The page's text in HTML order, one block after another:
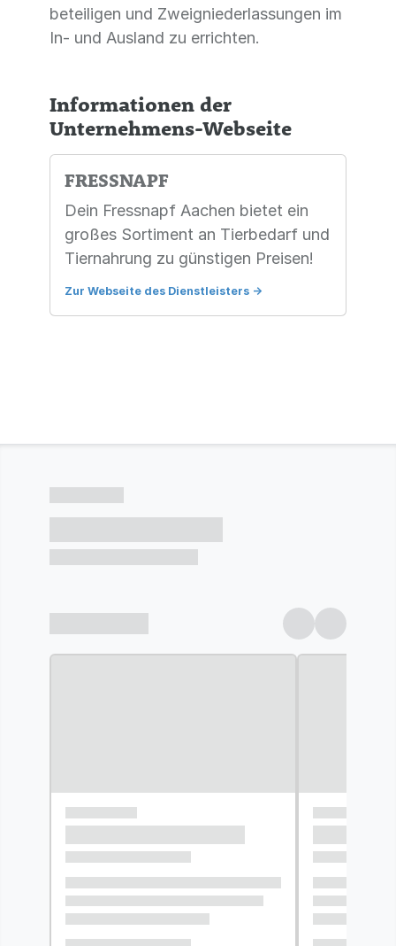
beteiligen und Zweigniederlassungen im
In- und Ausland zu errichten.
Informationen der
Unternehmens-Webseite
FRESSNAPF
Dein Fressnapf Aachen bietet ein
großes Sortiment an Tierbedarf und
Tiernahrung zu günstigen Preisen!
Zur Webseite des Dienstleisters ->